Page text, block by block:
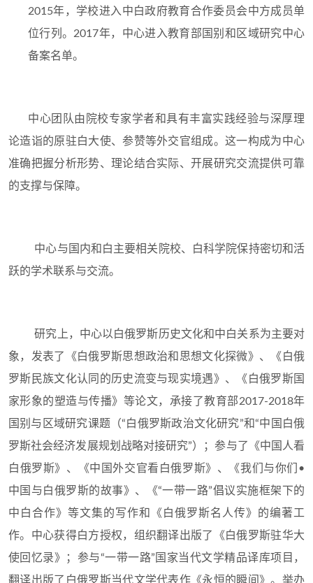
2015年，学校进入中白政府教育合作委员会中方成员单
位行列。2017年，中心进入教育部国别和区域研究中心
备案名单。
中心团队由院校专家学者和具有丰富实践经验与深厚理
论造诣的原驻白大使、参赞等外交官组成。这一构成为中心
准确把握分析形势、理论结合实际、开展研究交流提供可靠
的支撑与保障。
中心与国内和白主要相关院校、白科学院保持密切和活
跃的学术联系与交流。
研究上，中心以白俄罗斯历史文化和中白关系为主要对
象，发表了《白俄罗斯思想政治和思想文化探微》、《白俄
罗斯民族文化认同的历史流变与现实境遇》、《白俄罗斯国
家形象的塑造与传播》等论文，承接了教育部2017-2018年
国别与区域研究课题（“白俄罗斯政治文化研究”和“中国白俄
罗斯社会经济发展规划战略对接研究”）；参与了《中国人看
白俄罗斯》、《中国外交官看白俄罗斯》、《我们与你们•
中国与白俄罗斯的故事》、《“一带一路”倡议实施框架下的
中白合作》等文集的写作和《白俄罗斯名人传》的编著工
作。中心获得白方授权，组织翻译出版了《白俄罗斯驻华大
使回忆录》；参与“一带一路”国家当代文学精品译库项目，
翻译出版了白俄罗斯当代文学代表作《永恒的瞬间》。举办